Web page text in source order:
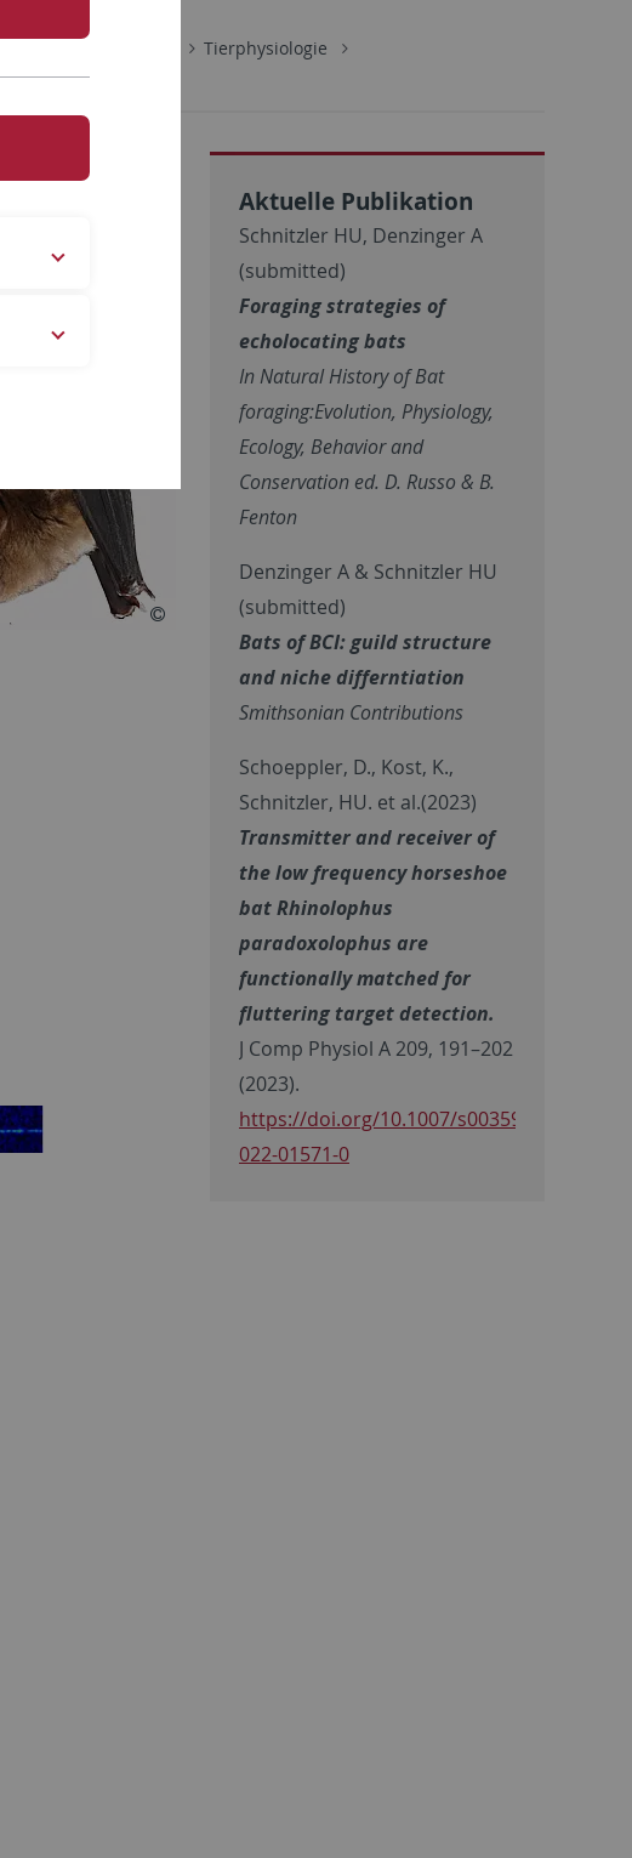
Tierphysiologie
Aktuelle Publikation
Schnitzler HU, Denzinger A
(submitted)
Foraging strategies of
echolocating bats
In Natural History of Bat
foraging:Evolution, Physiology,
Ecology, Behavior and
Conservation ed. D. Russo & B.
Fenton
Denzinger A & Schnitzler HU
(submitted)
Bats of BCI: guild structure
and niche differntiation
Smithsonian Contributions
Schoeppler, D., Kost, K.,
Schnitzler, HU. et al.(2023)
Transmitter and receiver of
the low frequency horseshoe
bat Rhinolophus
paradoxolophus are
functionally matched for
fluttering target detection.
J Comp Physiol A 209, 191–202
(2023).
https://doi.org/10.1007/s00359-
022-01571-0